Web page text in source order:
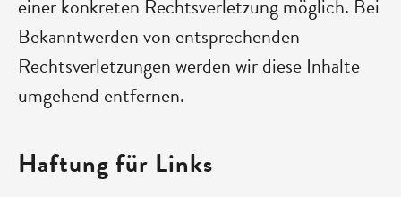
einer konkreten Rechtsverletzung möglich. Bei
Bekanntwerden von entsprechenden
Rechtsverletzungen werden wir diese Inhalte
umgehend entfernen.
Haftung für Links